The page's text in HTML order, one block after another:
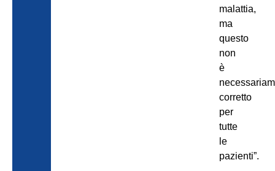
malattia,
ma
questo
non
è
corretto
per
tutte
le
pazienti”.